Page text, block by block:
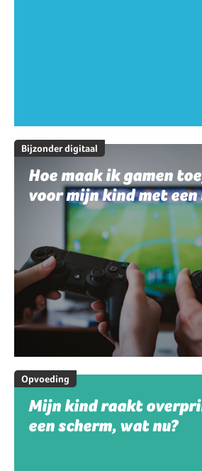
Bijzonder digitaal
Hoe maak ik gamen
voor mijn kind met een
Opvoeding
Mijn kind raakt
een scherm, wat nu?